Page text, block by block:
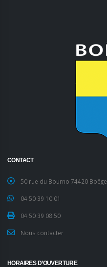
CONTACT
50 rue du Bourno 74420 Boëge
04 50 39 10 01
04 50 39 08 50
Nous contacter
HORAIRES D’OUVERTURE